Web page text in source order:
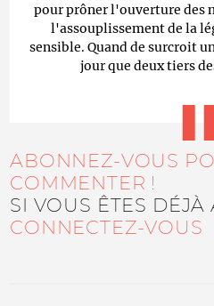
pour prôner l'ouverture des
l'assouplissement de la
sensible. Quand de surcroit
jour que deux tiers
ABONNEZ-VOUS
COMMENTER !
SI VOUS ÊTES
CONNECTEZ-VOUS